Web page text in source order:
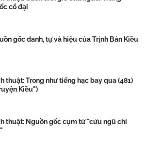
cổ đại
gốc danh, tự và hiệu của Trịnh Bản Kiều
thuật: Trong như tiếng hạc bay qua (481)
Kiều")
thuật: Nguồn gốc cụm từ "cửu ngũ chí